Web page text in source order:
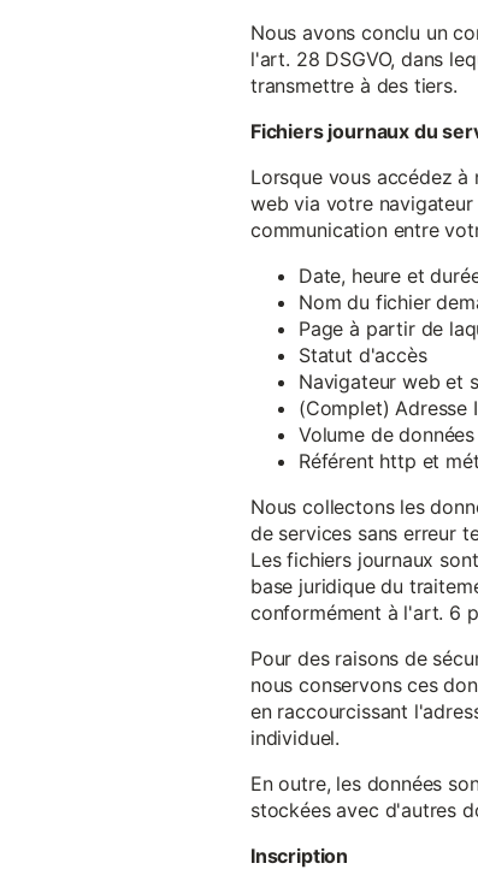
Nous avons conclu un
l'art. 28 DSGVO, dans
transmettre à des tiers.
Fichiers journaux du
Lorsque vous accédez
web via votre navigateur
communication entre
Date, heure et
Nom du fichier
Page à partir de
Statut d'accès
Navigateur web et
(Complet) Adresse
Volume de
Référent http et
Nous collectons les
de services sans erreur
Les fichiers journaux
base juridique du
conformément à l'art. 6
Pour des raisons de
nous conservons ces
en raccourcissant
individuel.
En outre, les données
stockées avec d'autres
Inscription